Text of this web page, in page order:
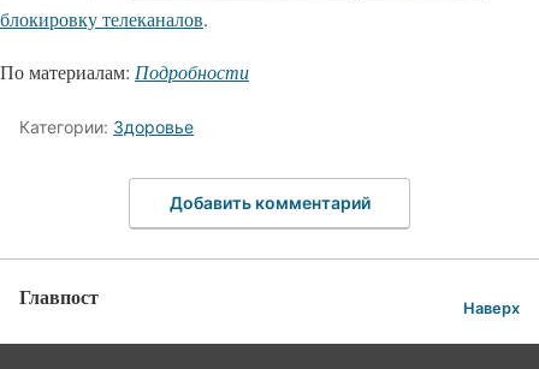
блокировку телеканалов.
По материалам: Подробности
Категории: Здоровье
Добавить комментарий
Главпост Наверх